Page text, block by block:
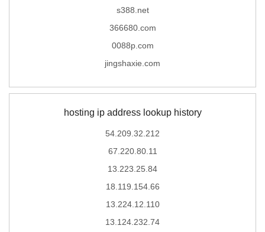
s388.net
366680.com
0088p.com
jingshaxie.com
hosting ip address lookup history
54.209.32.212
67.220.80.11
13.223.25.84
18.119.154.66
13.224.12.110
13.124.232.74